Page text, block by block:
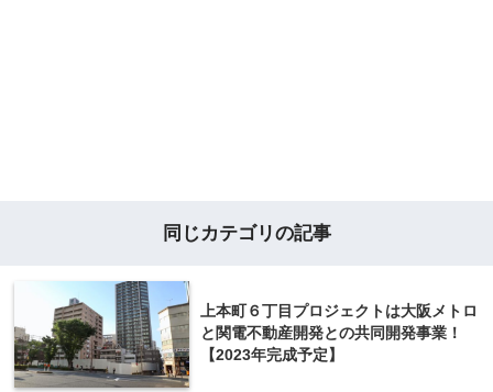
同じカテゴリの記事
上本町６丁目プロジェクトは大阪メトロ
と関電不動産開発との共同開発事業！
【2023年完成予定】